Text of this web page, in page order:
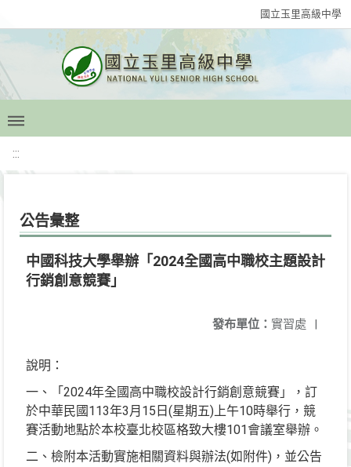
國立玉里高級中學
:::
公告彙整
中國科技大學舉辦「2024全國高中職校主題設計
行銷創意競賽」
發布單位： 實習處 |
說明：
一、「2024年全國高中職校設計行銷創意競賽」，訂
於中華民國113年3月15日(星期五)上午10時舉行，競
賽活動地點於本校臺北校區格致大樓101會議室舉辦。
二、檢附本活動實施相關資料與辦法(如附件)，並公告